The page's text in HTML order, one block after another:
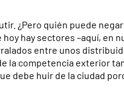
¿Pero quién puede
hoy hay sectores –aquí, en
entre unos
la competencia exterior
debe huir de la ciudad